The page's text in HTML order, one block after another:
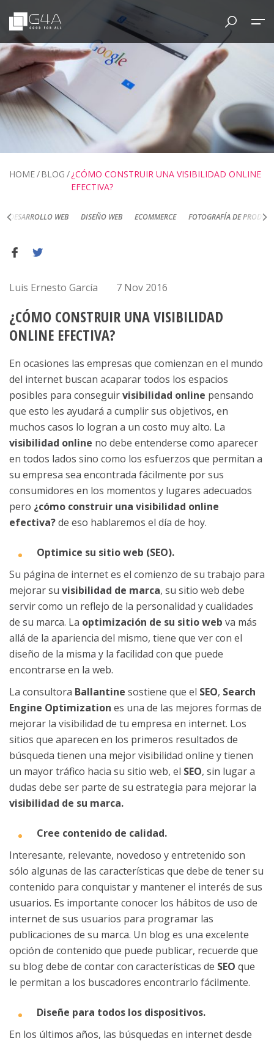
HOME BLOG
¿CÓMO CONSTRUIR UNA VISIBILIDAD ONLINE
EFECTIVA?
DESARROLLO WEB DISEÑO WEB ECOMMERCE FOTOGRAFÍA DE
Luis Ernesto García 7 Nov 2016
¿CÓMO CONSTRUIR UNA VISIBILIDAD
ONLINE EFECTIVA?
En ocasiones las empresas que comienzan en el mundo
del internet buscan acaparar todos los espacios
posibles para conseguirvisibilidad online pensando
que esto les ayudará a cumplir sus objetivos, en
muchos casos lo logran a un costo muy alto. La
visibilidad online no debe entenderse como aparecer
en todos lados sino como los esfuerzos que permitan a
su empresa sea encontrada fácilmente por sus
consumidores en los momentos y lugares adecuados
pero ¿cómo construir una visibilidad online
efectiva?de eso hablaremos el día de hoy.
Optimice su sitio web (SEO).
Su página de internet es el comienzo de su trabajo para
mejorar su visibilidad de marca, su sitio web debe
servir como un reflejo de la personalidad y cualidades
de su marca. La optimización de su sitio web va más
allá de la apariencia del mismo, tiene que ver con el
diseño de la misma y la facilidad con que puede
encontrarse en la web.
La consultora Ballantine sostiene que el SEO, Search
Engine Optimization es una de las mejores formas de
mejorar la visibilidad de tu empresa en internet. Los
sitios que aparecen en los primeros resultados de
búsqueda tienen una mejor visibilidad online y tienen
un mayor tráfico hacia su sitio web, el SEO, sin lugar a
dudas debe ser parte de su estrategia para mejorar la
visibilidad de su marca.
Cree contenido de calidad.
Interesante, relevante, novedoso y entretenido son
sólo algunas de las características que debe de tener su
contenido para conquistar y mantener el interés de sus
usuarios. Es importante conocer los hábitos de uso de
internet de sus usuarios para programar las
publicaciones de su marca. Un blog es una excelente
opción de contenido que puede publicar, recuerde que
su blog debe de contar con características de SEO que
le permitan a los buscadores encontrarlo fácilmente.
Diseñe para todos los dispositivos.
En los últimos años, las búsquedas en internet desde